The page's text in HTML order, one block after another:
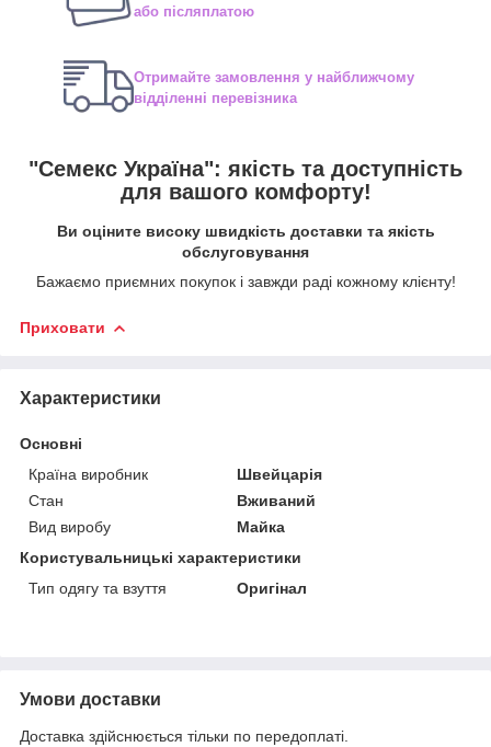
або післяплатою
Отримайте замовлення у найближчому
відділенні перевізника
"Семекс Україна": якість та доступність
для вашого комфорту!
Ви оціните високу швидкість доставки та якість
обслуговування
Бажаємо приємних покупок і завжди раді кожному клієнту!
Приховати
Характеристики
Основні
Країна виробник
Швейцарія
Стан
Вживаний
Вид виробу
Майка
Користувальницькі характеристики
Тип одягу та взуття
Оригінал
Умови доставки
Доставка здійснюється тільки по передоплаті.